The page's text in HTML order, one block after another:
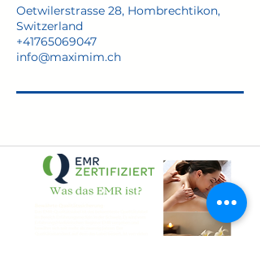
Oetwilerstrasse 28, Hombrechtikon,
Switzerland
+41765069047
info@maximim.ch